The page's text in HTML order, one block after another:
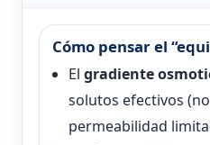
Cómo pensar el
El gradiente
solutos efectivos
permeabilidad